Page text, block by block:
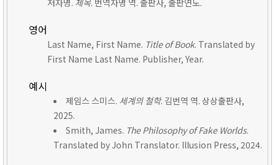
저자명. 제목. 번역자명 역. 출판사, 출판연도.
영어
Last Name, First Name. Title of Book. Translated by
First Name Last Name. Publisher, Year.
예시
제임스 스미스. 세계의 철학. 김번역 역. 상상출판사,
2025.
Smith, James. The Philosophy of Fake Worlds.
Translated by John Translator. Illusion Press, 2024.